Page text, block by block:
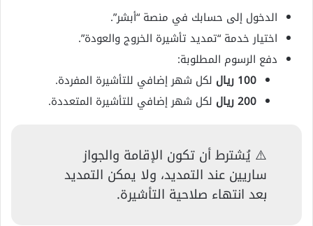
الدخول إلى حسابك في منصة “أبشر”.
اختيار خدمة “تمديد تأشيرة الخروج والعودة”.
دفع الرسوم المطلوبة:
100 ريال
لكل شهر إضافي للتأشيرة المفردة.
200 ريال
لكل شهر إضافي للتأشيرة المتعددة.
⚠️ يُشترط أن تكون الإقامة والجواز
ساريين عند التمديد، ولا يمكن التمديد
بعد انتهاء صلاحية التأشيرة.